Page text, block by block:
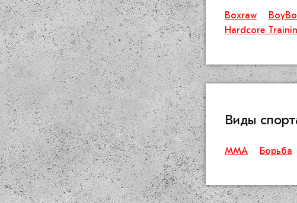
Boxraw BoyBo
Hardcore
Виды
ММА Борьба